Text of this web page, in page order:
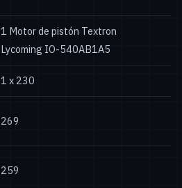
1 Motor de pistón Textron
Lycoming IO-540AB1A5
1 x 230
269
259